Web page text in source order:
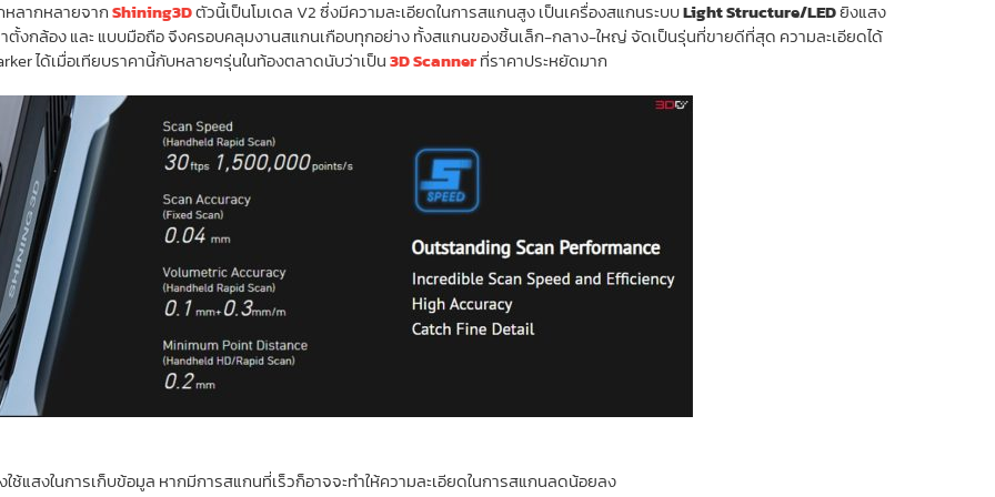
ลากหลายจากShining3Dตัวนี้เป็นโมเดล V2 ซึ่งมีความละเอียดในการสแกนสูง เป็นเครื่องสแกนระบบLight Structure/LEDยิงแสง
ตั้งกล้อง และ แบบมือถือ จึงครอบคลุมงานสแกนเกือบทุกอย่าง ทั้งสแกนของชิ้นเล็ก-กลาง-ใหญ่ จัดเป็นรุ่นที่ขายดีที่สุด ความละเอียดได้
ได้เมื่อเทียบราคานี้กับหลายๆรุ่นในท้องตลาดนับว่าเป็น3D Scannerที่ราคาประหยัดมาก
ช้แสงในการเก็บข้อมูล หากมีการสแกนที่เร็วก็อาจจะทำให้ความละเอียดในการสแกนลดน้อยลง